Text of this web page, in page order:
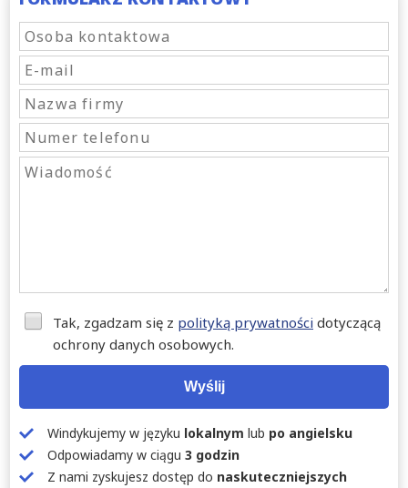
Tak, zgadzam się z polityką prywatności dotyczącą
ochrony danych osobowych.
Wyślij
Windykujemy w języku lokalnym lub po angielsku
Odpowiadamy w ciągu 3 godzin
Z nami zyskujesz dostęp do naskuteczniejszych